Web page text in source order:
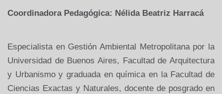
Coordinadora Pedagógica: Nélida Beatriz Harracá
Especialista en Gestión Ambiental Metropolitana por la
Universidad de Buenos Aires, Facultad de Arquitectura
y Urbanismo y graduada en química en la Facultad de
Ciencias Exactas y Naturales, docente de posgrado en